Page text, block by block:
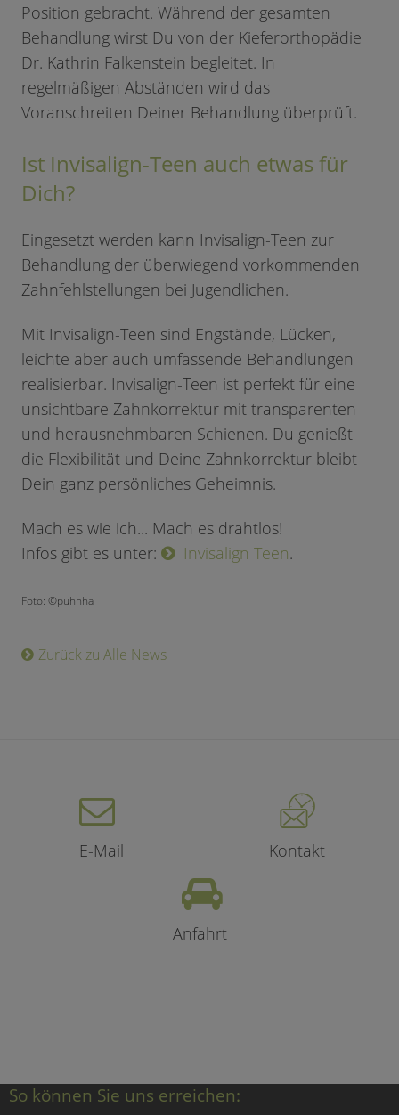
Position gebracht. Während der gesamten
Behandlung wirst Du von der Kieferorthopädie
Dr. Kathrin Falkenstein begleitet. In
regelmäßigen Abständen wird das
Voranschreiten Deiner Behandlung überprüft.
Ist Invisalign-Teen auch etwas für
Dich?
Eingesetzt werden kann Invisalign-Teen zur
Behandlung der überwiegend vorkommenden
Zahnfehlstellungen bei Jugendlichen.
Mit Invisalign-Teen sind Engstände, Lücken,
leichte aber auch umfassende Behandlungen
realisierbar. Invisalign-Teen ist perfekt für eine
unsichtbare Zahnkorrektur mit transparenten
und herausnehmbaren Schienen. Du genießt
die Flexibilität und Deine Zahnkorrektur bleibt
Dein ganz persönliches Geheimnis.
Mach es wie ich... Mach es drahtlos!
Infos gibt es unter:
Invisalign Teen.
Foto: ©puhhha
Zurück zu Alle News
E-Mail Kontakt
Anfahrt
So können Sie uns erreichen: